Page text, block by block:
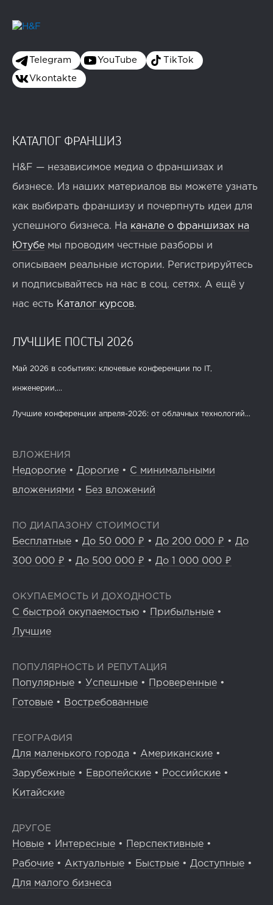
Telegram YouTube TikTok
Vkontakte
КАТАЛОГ ФРАНШИЗ
H&F — независимое медиа о франшизах и
бизнесе. Из наших материалов вы можете узнать
как выбирать франшизу и почерпнуть идеи для
успешного бизнеса. На канале о франшизах на
Ютубе мы проводим честные разборы и
описываем реальные истории. Регистрируйтесь
и подписывайтесь на нас в соц. сетях. А ещё у
нас есть Каталог курсов.
ЛУЧШИЕ ПОСТЫ 2026
Май 2026 в событиях: ключевые конференции по IT,
инженерии,...
Лучшие конференции апреля-2026: от облачных технологий...
ВЛОЖЕНИЯ
Недорогие • Дорогие • С минимальными
вложениями • Без вложений
ПО ДИАПАЗОНУ СТОИМОСТИ
Бесплатные • До 50 000 ₽ • До 200 000 ₽ • До
300 000 ₽ • До 500 000 ₽ • До 1 000 000 ₽
ОКУПАЕМОСТЬ И ДОХОДНОСТЬ
С быстрой окупаемостью • Прибыльные •
Лучшие
ПОПУЛЯРНОСТЬ И РЕПУТАЦИЯ
Популярные • Успешные • Проверенные •
Готовые • Востребованные
ГЕОГРАФИЯ
Для маленького города • Американские •
Зарубежные • Европейские • Российские •
Китайские
ДРУГОЕ
Новые • Интересные • Перспективные •
Рабочие • Актуальные • Быстрые • Доступные •
Для малого бизнеса